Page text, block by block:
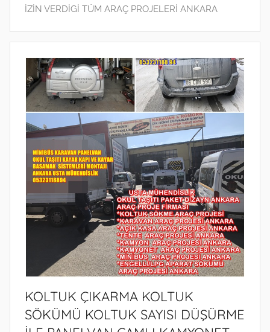
d
g
ö
d
e
i
m
ş
İZİN VERDİGİ TÜM ARAÇ PROJELERİ ANKARA
KOLTUK ÇIKARMA KOLTUK
SÖKÜMÜ KOLTUK SAYISI DÜŞÜRME